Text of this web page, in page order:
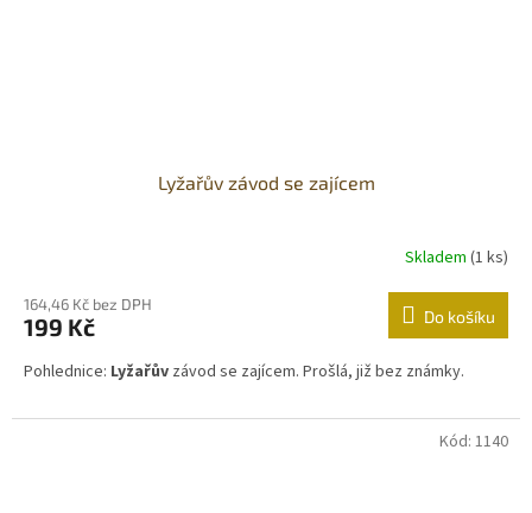
Lyžařův závod se zajícem
Skladem (1 ks)
164,46 Kč bez DPH
199 Kč Do košíku
Pohlednice: Lyžařův závod se zajícem. Prošlá, již bez známky.
Kód: 1140